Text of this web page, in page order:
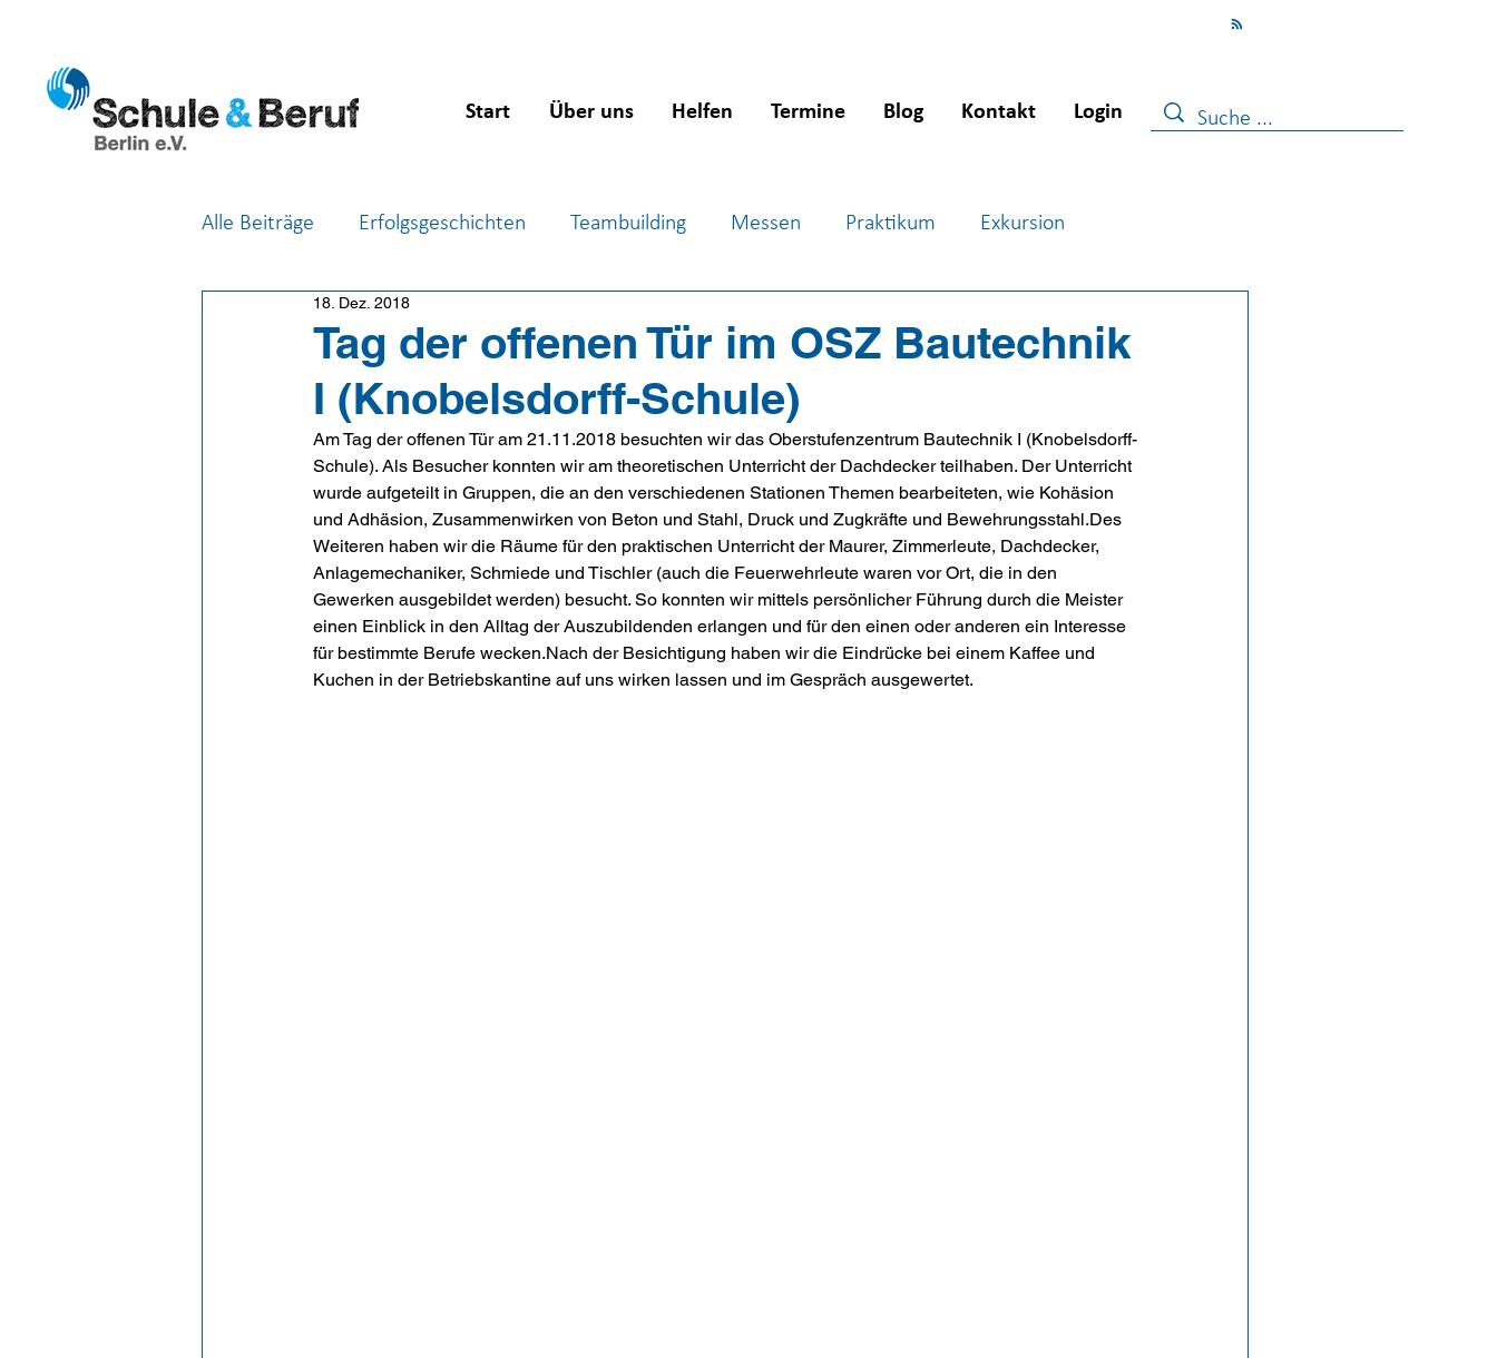
Start Über uns Helfen Termine Blog Kontakt Login
Alle Beiträge Erfolgsgeschichten Teambuilding Messen Praktikum Exkursion
Feste & Feiern
Tag der offenen Tür im OSZ Bautechnik
I (Knobelsdorff-Schule)
18. Dez. 2018
Am Tag der offenen Tür am 21.11.2018 besuchten wir das Oberstufenzentrum Bautechnik I (Knobels­dorff-
Schule). Als Besucher konnten wir am theoretischen Unterricht der Dachdecker teilhaben. Der Unterricht
wurde aufgeteilt in Gruppen, die an den verschiedenen Stationen Themen bearbeiteten, wie Ko­häsion
und Adhäsion, Zusammenwirken von Beton und Stahl, Druck und Zugkräfte und Bewehrungsstahl.Des
Weiteren haben wir die Räume für den praktischen Unterricht der Maurer, Zimmerleute, Dachdecker,
Anlagemechaniker, Schmiede und Tischler (auch die Feuerwehrleute waren vor Ort, die in den
Gewerken ausgebildet werden) besucht. So konnten wir mittels persönlicher Führung durch die Meister
einen Einblick in den Alltag der Auszubildenden erlangen und für den einen oder anderen ein Interesse
für bestimmte Berufe wecken.Nach der Besichtigung haben wir die Eindrücke bei einem Kaffee und
Kuchen in der Betriebskantine auf uns wirken lassen und im Gespräch ausgewertet.